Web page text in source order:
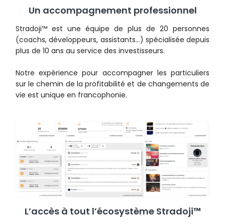
Un accompagnement professionnel
Stradoji™ est une équipe de plus de 20 personnes
(coachs, développeurs, assistants…) spécialisée depuis
plus de 10 ans au service des investisseurs.
Notre expérience pour accompagner les particuliers
sur le chemin de la profitabilité et de changements de
vie est unique en francophonie.
L’accès à tout l’écosystème Stradoji™